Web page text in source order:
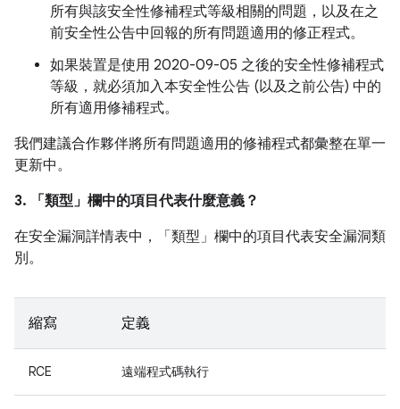
所有與該安全性修補程式等級相關的問題，以及在之
前安全性公告中回報的所有問題適用的修正程式。
如果裝置是使用 2020-09-05 之後的安全性修補程式
等級，就必須加入本安全性公告 (以及之前公告) 中的
所有適用修補程式。
我們建議合作夥伴將所有問題適用的修補程式都彙整在單一
更新中。
3. 「類型」 欄中的項目代表什麼意義？
在安全漏洞詳情表中，「類型」 欄中的項目代表安全漏洞類
別。
縮寫 定義
RCE 遠端程式碼執行